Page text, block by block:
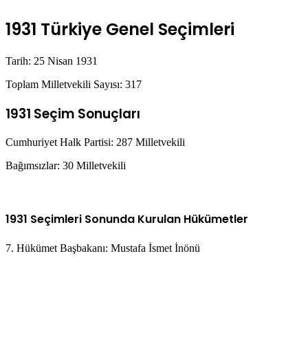
1931 Türkiye Genel Seçimleri
Tarih: 25 Nisan 1931
Toplam Milletvekili Sayısı: 317
1931 Seçim Sonuçları
Cumhuriyet Halk Partisi: 287 Milletvekili
Bağımsızlar: 30 Milletvekili
1931 Seçimleri Sonunda Kurulan Hükümetler
7. Hükümet Başbakanı: Mustafa İsmet İnönü